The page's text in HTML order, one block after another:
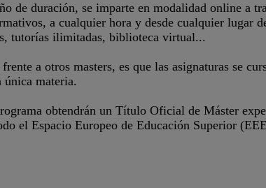
de duración, se imparte en modalidad online a
a cualquier hora y desde cualquier lugar
tutorías ilimitadas, biblioteca virtual...
a otros masters, es que las asignaturas se
única materia.
obtendrán un Título Oficial de Máster
el Espacio Europeo de Educación Superior